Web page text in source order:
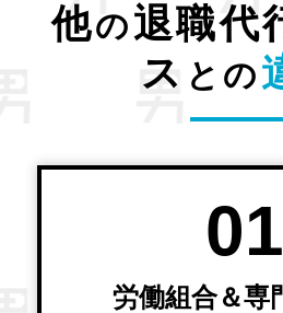
他の退職代
ス との
01
労働組合＆専